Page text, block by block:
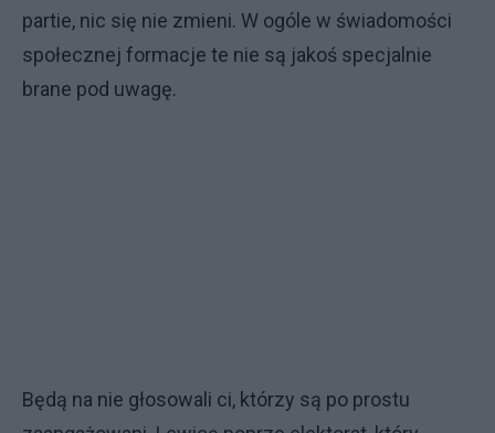
partie, nic się nie zmieni. W ogóle w świadomości
społecznej formacje te nie są jakoś specjalnie
brane pod uwagę.
Będą na nie głosowali ci, którzy są po prostu